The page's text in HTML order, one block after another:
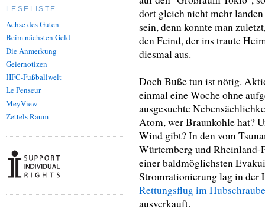
LESELISTE
Achse des Guten
Beim nächsten Geld
Die Anmerkung
Geiernotizen
HFC-Fußballwelt
Le Penseur
MeyView
Zettels Raum
dort gleich nicht mehr
sein, denn konnte man
den Feind, der ins traute
diesmal aus.
Doch Buße tun ist nötig.
einmal eine Woche ohne
ausgesuchte
Atom, wer Braunkohle hat?
Wind gibt? In den vom
Würtemberg und Rheinland-
einer baldmöglichsten
Stromrationierung lag in der
Rettungsflug im
ausverkauft.